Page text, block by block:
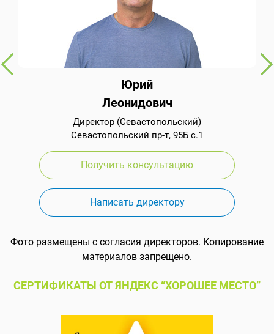
Юрий
Леонидович
Директор (Севастопольский)
Севастопольский пр-т, 95Б с.1
Получить консультацию
Написать директору
Фото размещены с согласия директоров. Копирование
материалов запрещено.
СЕРТИФИКАТЫ ОТ ЯНДЕКС “ХОРОШЕЕ МЕСТО”